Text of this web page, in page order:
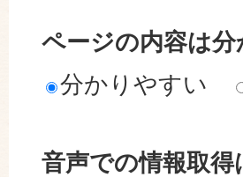
ページの内容は
分かりやすい
音声での情報取